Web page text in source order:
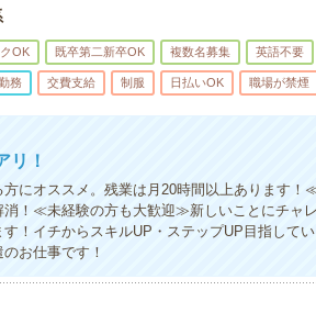
OK 既卒第二新卒OK 複数名募集 英語不要
務 交費支給 制服 日払いOK 職場が禁煙
リ！
にオススメ。残業は月20時間以上あります！
！≪未経験の方も大歓迎≫新しいことにチャ
！イチからスキルUP・ステップUP目指して
お仕事です！